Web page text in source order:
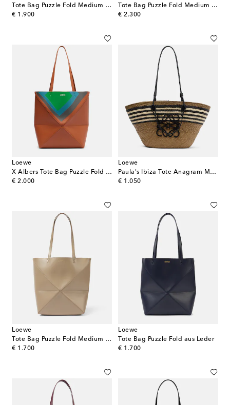
Tote Bag Puzzle Fold Medium aus Leder
€ 1.900
original price
Tote Bag Puzzle Fold Medium aus Leder
€ 2.300
original price
Loewe
X Albers Tote Bag Puzzle Fold Medium aus Leder
€ 2.000
original price
Loewe
Paula's Ibiza Tote Anagram Medium
€ 1.050
original price
Loewe
Tote Bag Puzzle Fold Medium aus Leder
€ 1.700
original price
Loewe
Tote Bag Puzzle Fold aus Leder
€ 1.700
original price